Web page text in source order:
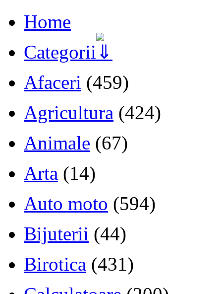
Home
Categorii
Afaceri (459)
Agricultura (424)
Animale (67)
Arta (14)
Auto moto (594)
Bijuterii (44)
Birotica (431)